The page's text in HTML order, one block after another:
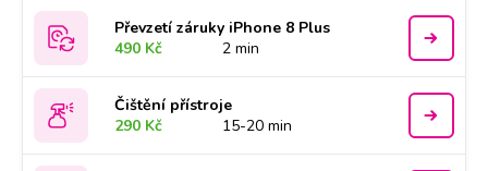
Převzetí záruky iPhone 8 Plus
490 Kč
2 min
Čištění přístroje
290 Kč
15-20 min